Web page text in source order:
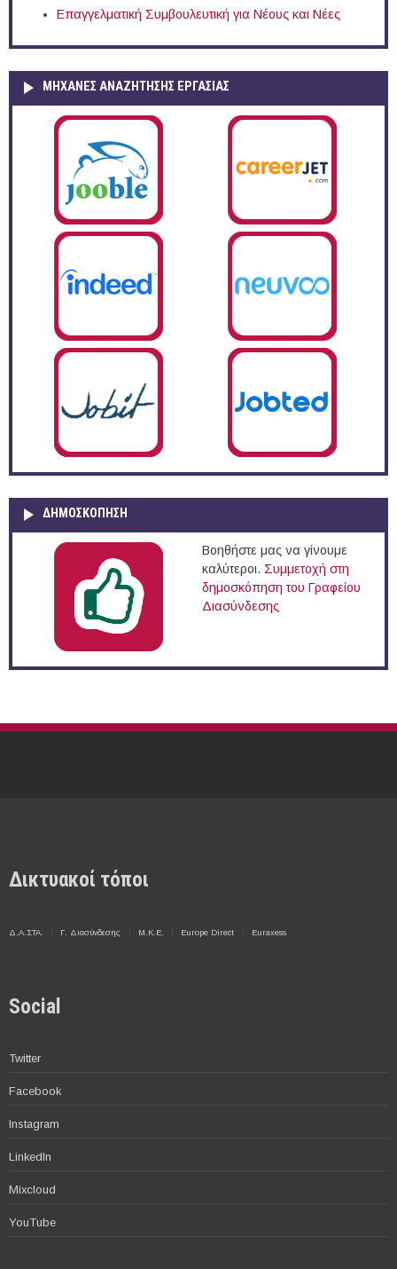
Επαγγελματική Συμβουλευτική για Νέους και Νέες
ΜΗΧΑΝΕΣ ΑΝΑΖΗΤΗΣΗΣ ΕΡΓΑΣΙΑΣ
ΔΗΜΟΣΚΌΠΗΣΗ
Βοηθήστε μας να γίνουμε
καλύτεροι. Συμμετοχή στη
δημοσκόπηση του Γραφείου
Διασύνδεσης
Δικτυακοί τόποι
Δ.Α.ΣΤΑ. Γ. Διασύνδεσης Μ.Κ.Ε. Europe Direct Euraxess
Social
Twitter
Facebook
Instagram
LinkedIn
Mixcloud
YouTube